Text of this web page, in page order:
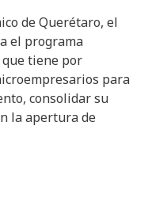
de Querétaro, el
el programa
que tiene por
para
consolidar su
la apertura de